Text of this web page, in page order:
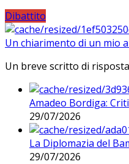
Dibattito
Un chiarimento di un mio
Un breve scritto di
Amadeo Bordiga:
29/07/2026
La Diplomazia del
29/07/2026